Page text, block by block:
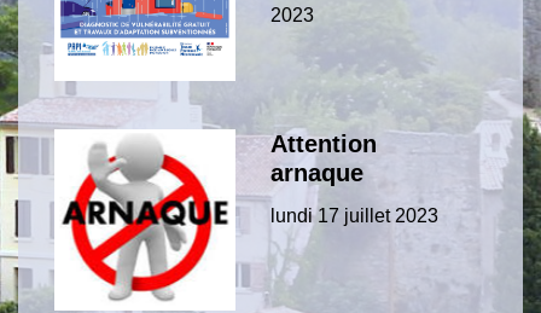
2023
Attention
arnaque
lundi 17 juillet 2023